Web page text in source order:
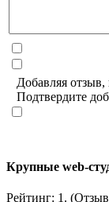
Добавляя отзыв,
Подтвердите
Крупные web-
Рейтинг: 1.